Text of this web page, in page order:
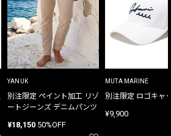
YANUK
別注限定 ペイント加工 リゾ
ートジーンズ デニムパンツ
¥18,150 50%OFF
MUTA MARINE
別注限定 ロゴキャ
¥9,900